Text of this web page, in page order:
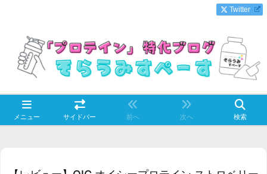
メニュー サイドバー 前へ 次へ 検索
Twitter